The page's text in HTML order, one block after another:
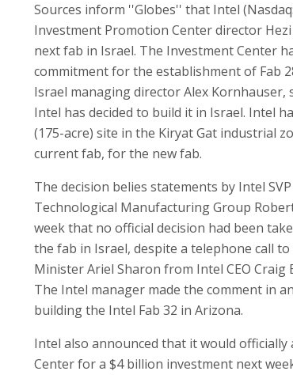
Sources inform ''Globes'' that Intel
Investment Promotion Center director
next fab in Israel. The Investment Center
commitment for the establishment of Fab
Israel managing director Alex
Intel has decided to build it in Israel. Intel
(175-acre) site in the Kiryat Gat industrial
current fab, for the new fab.
The decision belies statements by Intel
Technological Manufacturing Group
week that no official decision had been
the fab in Israel, despite a telephone call
Minister Ariel Sharon from Intel CEO
The Intel manager made the comment in
building the Intel Fab 32 in Arizona.
Intel also announced that it would
Center for a $4 billion investment next